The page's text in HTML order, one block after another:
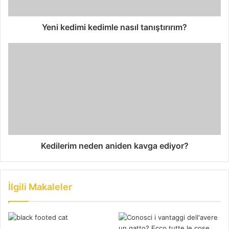
Yeni kedimi kedimle nasıl tanıştırırım?
Kedilerim neden aniden kavga ediyor?
İlgili Makaleler